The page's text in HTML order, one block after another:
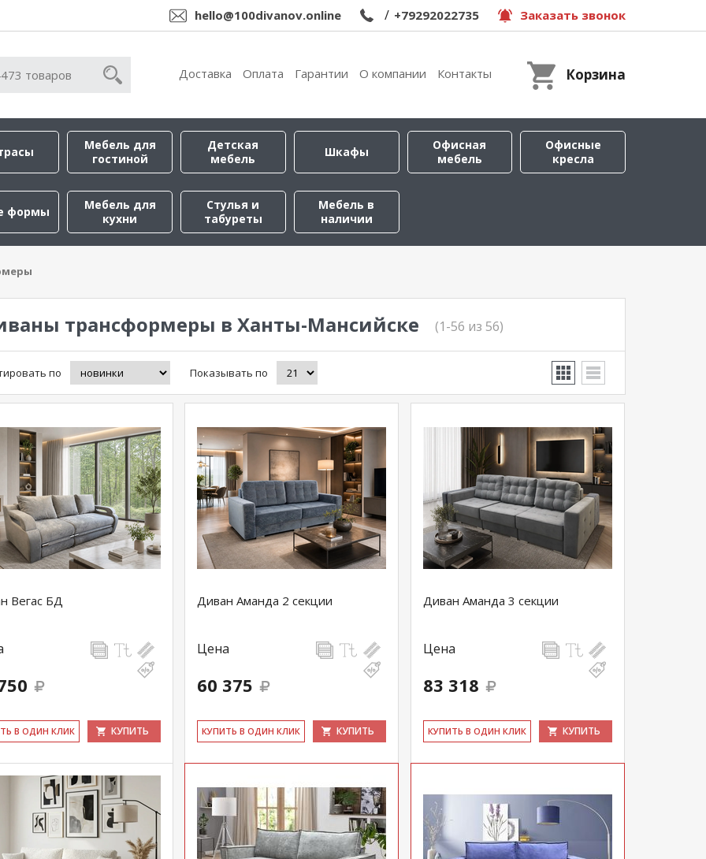
hello@100divanov.online / +79292022735 Заказать звонок
Доставка Оплата Гарантии О компании Контакты Корзина
Мебель для
гостиной
Детская
мебель
Шкафы
Офисная
мебель
Офисные
кресла
формы
Мебель для
кухни
Стулья и
табуреты
Мебель в
наличии
трансформеры в Ханты-Мансийске (1-56 из 56)
по Показывать по
Вегас БД
В ОДИН КЛИК КУПИТЬ
Диван Аманда 2 секции
Цена
60 375
КУ­ПИТЬ В ОДИН КЛИК КУПИТЬ
Диван Аманда 3 секции
Цена
83 318
КУ­ПИТЬ В ОДИН КЛИК КУПИТЬ